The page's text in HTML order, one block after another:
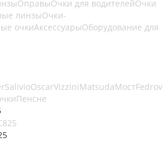
ОправыОчки для водителейОчки
линзыОчки-
очкиАксессуарыОборудование для
SalivioOscarVizziniMatsudaМостFedrov
Пенсне